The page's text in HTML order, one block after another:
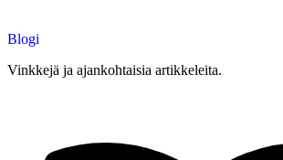
Blogi
Vinkkejä ja ajankohtaisia artikkeleita.